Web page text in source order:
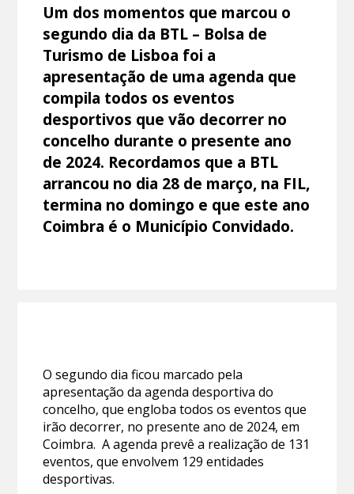
Um dos momentos que marcou o
segundo dia da BTL – Bolsa de
Turismo de Lisboa foi a
apresentação de uma agenda que
compila todos os eventos
desportivos que vão decorrer no
concelho durante o presente ano
de 2024. Recordamos que a BTL
arrancou no dia 28 de março, na FIL,
termina no domingo e que este ano
Coimbra é o Município Convidado.
O segundo dia ficou marcado pela
apresentação da agenda desportiva do
concelho, que engloba todos os eventos que
irão decorrer, no presente ano de 2024, em
Coimbra. A agenda prevê a realização de 131
eventos, que envolvem 129 entidades
desportivas.